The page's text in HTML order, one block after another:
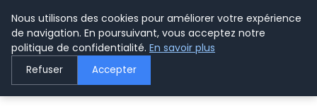
LE WEBMARKETING
Nous utilisons des cookies pour améliorer votre expérience
de navigation. En poursuivant, vous acceptez notre
politique de confidentialité. En savoir plus
Refuser Accepter